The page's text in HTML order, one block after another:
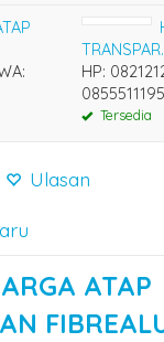
HP:
Tersedia
Ulasan
ATAP